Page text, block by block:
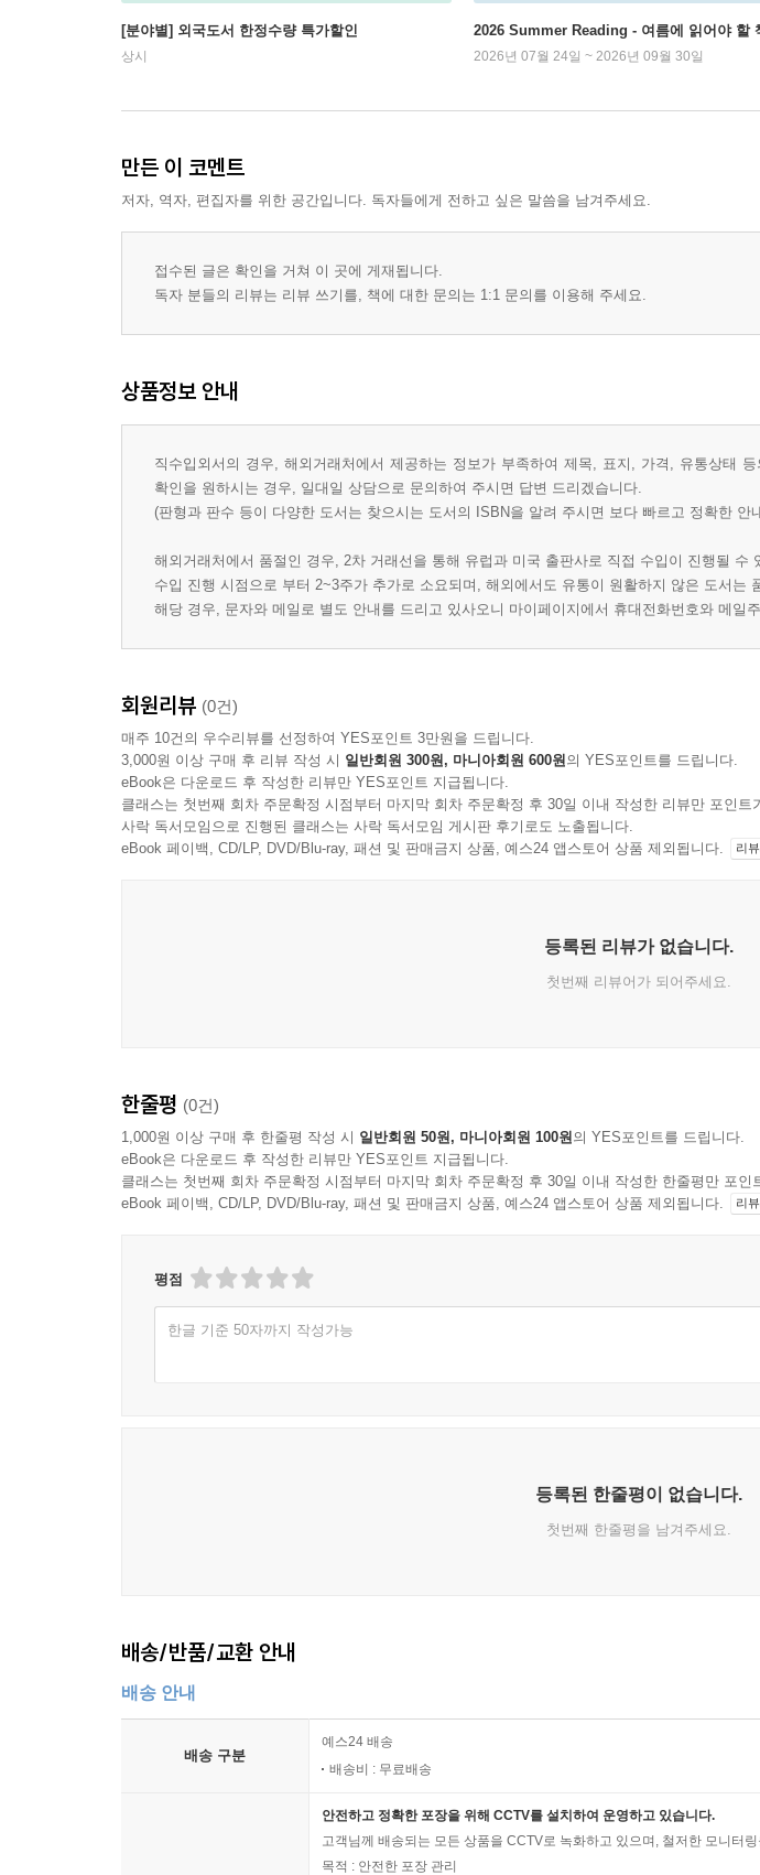
[분야별] 외국도서 한정수량 특가할인
상시
2026 Summer Reading - 여름에 읽어야 할
2026년 07월 24일 ~ 2026년 09월 30일
만든 이 코멘트
저자, 역자, 편집자를 위한 공간입니다. 독자들에게 전하고 싶은 말씀을 남겨주세요.
접수된 글은 확인을 거쳐 이 곳에 게재됩니다.
독자 분들의 리뷰는 리뷰 쓰기를, 책에 대한 문의는 1:1 문의를 이용해 주세요.
상품정보 안내
직수입외서의 경우, 해외거래처에서 제공하는 정보가 부족하여 제목, 표지, 가격, 유통상태
확인을 원하시는 경우, 일대일 상담으로 문의하여 주시면 답변 드리겠습니다.
(판형과 판수 등이 다양한 도서는 찾으시는 도서의 ISBN을 알려 주시면 보다 빠르고 정확한 안
해외거래처에서 품절인 경우, 2차 거래선을 통해 유럽과 미국 출판사로 직접 수입이 진행될 수
수입 진행 시점으로 부터 2~3주가 추가로 소요되며, 해외에서도 유통이 원활하지 않은 도서는
해당 경우, 문자와 메일로 별도 안내를 드리고 있사오니 마이페이지에서 휴대전화번호와 메일
회원리뷰 (0건)
매주 10건의 우수리뷰를 선정하여 YES포인트 3만원을 드립니다.
3,000원 이상 구매 후 리뷰 작성 시 일반회원 300원, 마니아회원 600원의 YES포인트를 드립니다.
eBook은 다운로드 후 작성한 리뷰만 YES포인트 지급됩니다.
클래스는 첫번째 회차 주문확정 시점부터 마지막 회차 주문확정 후 30일 이내 작성한 리뷰만 포인트
사락 독서모임으로 진행된 클래스는 사락 독서모임 게시판 후기로도 노출됩니다.
eBook 페이백, CD/LP, DVD/Blu-ray, 패션 및 판매금지 상품, 예스24 앱스토어 상품 제외됩니다.
리
등록된 리뷰가 없습니다.
첫번째 리뷰어가 되어주세요.
한줄평 (0건)
1,000원 이상 구매 후 한줄평 작성 시 일반회원 50원, 마니아회원 100원의 YES포인트를 드립니다.
eBook은 다운로드 후 작성한 리뷰만 YES포인트 지급됩니다.
클래스는 첫번째 회차 주문확정 시점부터 마지막 회차 주문확정 후 30일 이내 작성한 한줄평만 포인
eBook 페이백, CD/LP, DVD/Blu-ray, 패션 및 판매금지 상품, 예스24 앱스토어 상품 제외됩니다.
리
평점
한글 기준 50자까지 작성가능
등록된 한줄평이 없습니다.
첫번째 한줄평을 남겨주세요.
배송/반품/교환 안내
배송 안내
배송 구분
예스24 배송
배송비 : 무료배송
안전하고 정확한 포장을 위해 CCTV를 설치하여 운영하고 있습니다.
고객님께 배송되는 모든 상품을 CCTV로 녹화하고 있으며, 철저한 모니터
목적 : 안전한 포장 관리